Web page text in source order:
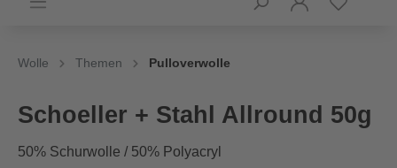
Wolle Themen Pulloverwolle
Schoeller + Stahl Allround 50g
50% Schurwolle / 50% Polyacryl